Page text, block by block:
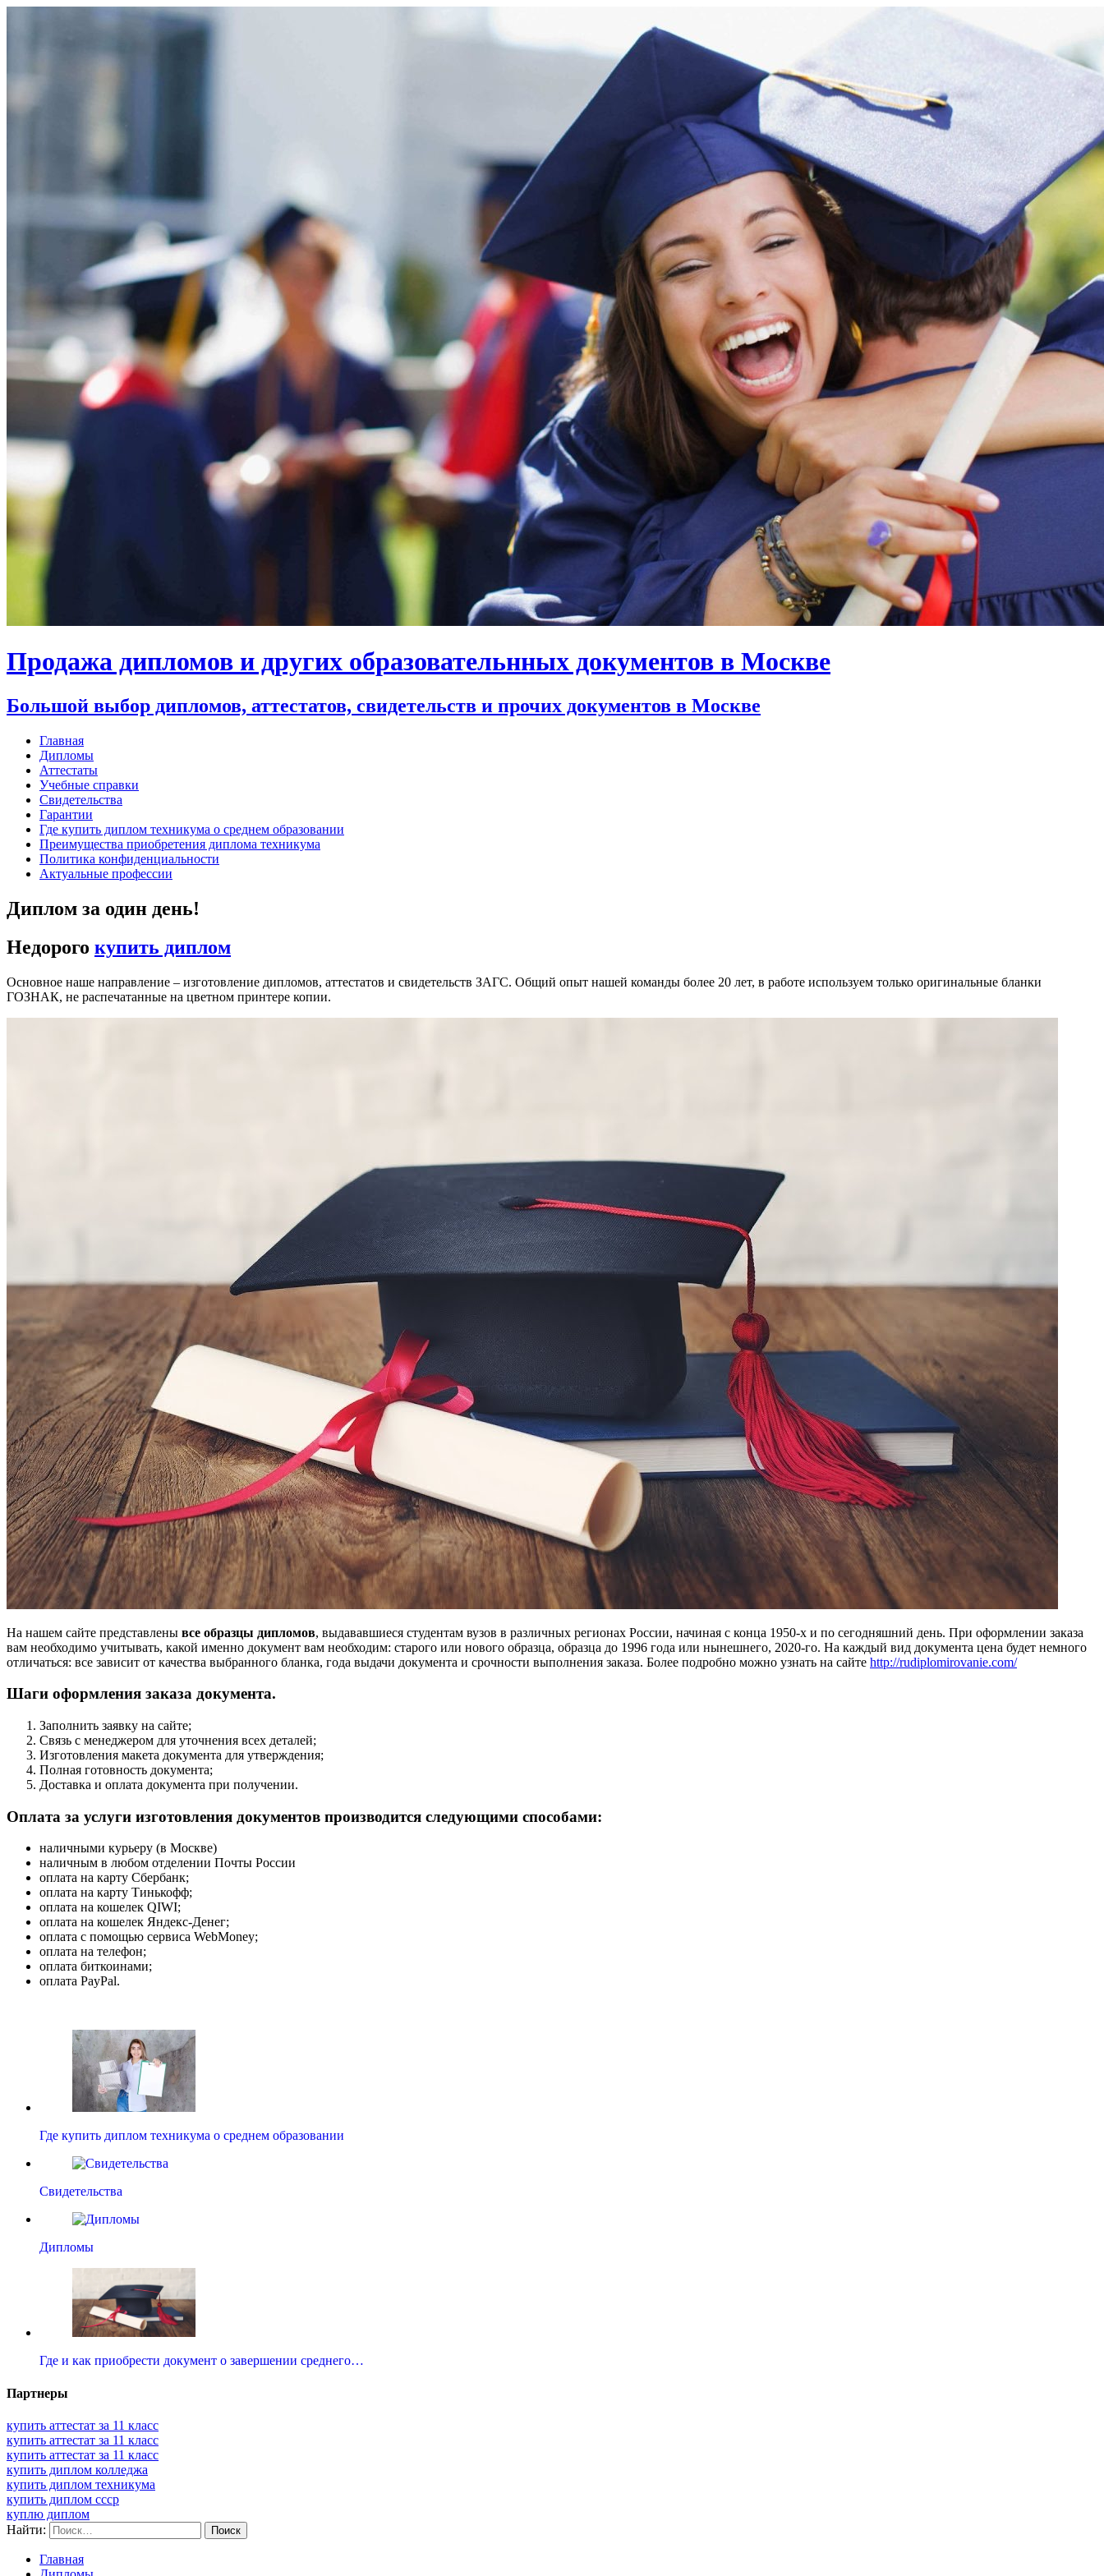
Продажа дипломов и других образовательнных документов в Москве
Большой выбор дипломов, аттестатов, свидетельств и прочих документов в Москве
Главная
Дипломы
Аттестаты
Учебные справки
Свидетельства
Гарантии
Где купить диплом техникума о среднем образовании
Преимущества приобретения диплома техникума
Политика конфиденциальности
Актуальные профессии
Диплом за один день!
Недорого купить диплом
Основное наше направление – изготовление дипломов, аттестатов и свидетельств ЗАГС. Общий опыт нашей команды более 20 лет, в работе используем только оригинальные бланки
ГОЗНАК, не распечатанные на цветном принтере копии.
На нашем сайте представлены все образцы дипломов, выдававшиеся студентам вузов в различных регионах России, начиная с конца 1950-х и по сегодняшний день. При оформлении заказа
вам необходимо учитывать, какой именно документ вам необходим: старого или нового образца, образца до 1996 года или нынешнего, 2020-го. На каждый вид документа цена будет немного
отличаться: все зависит от качества выбранного бланка, года выдачи документа и срочности выполнения заказа. Более подробно можно узнать на сайте http://rudiplomirovanie.com/
Шаги оформления заказа документа.
Заполнить заявку на сайте;
Связь с менеджером для уточнения всех деталей;
Изготовления макета документа для утверждения;
Полная готовность документа;
Доставка и оплата документа при получении.
Оплата за услуги изготовления документов производится следующими способами:
наличными курьеру (в Москве)
наличным в любом отделении Почты России
оплата на карту Сбербанк;
оплата на карту Тинькофф;
оплата на кошелек QIWI;
оплата на кошелек Яндекс-Денег;
оплата с помощью сервиса WebMoney;
оплата на телефон;
оплата биткоинами;
оплата PayPal.
Где купить диплом техникума о среднем образовании
Свидетельства
Дипломы
Где и как приобрести документ о завершении среднего…
Партнеры
купить аттестат за 11 класс
купить аттестат за 11 класс
купить аттестат за 11 класс
купить диплом колледжа
купить диплом техникума
купить диплом ссср
куплю диплом
Найти:
Главная